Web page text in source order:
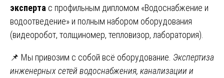
эксперта с профильным дипломом «Водоснабжение и
водоотведение» и полным набором оборудования
(видеоробот, толщиномер, тепловизор, лаборатория).
📌 Мы привозим с собой всё оборудование. Экспертиза
инженерных сетей водоснабжения, канализации и